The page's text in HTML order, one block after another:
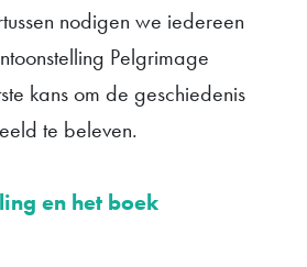
nodigen we iedereen
Pelgrimage
kans om de geschiedenis
te beleven.
en het boek